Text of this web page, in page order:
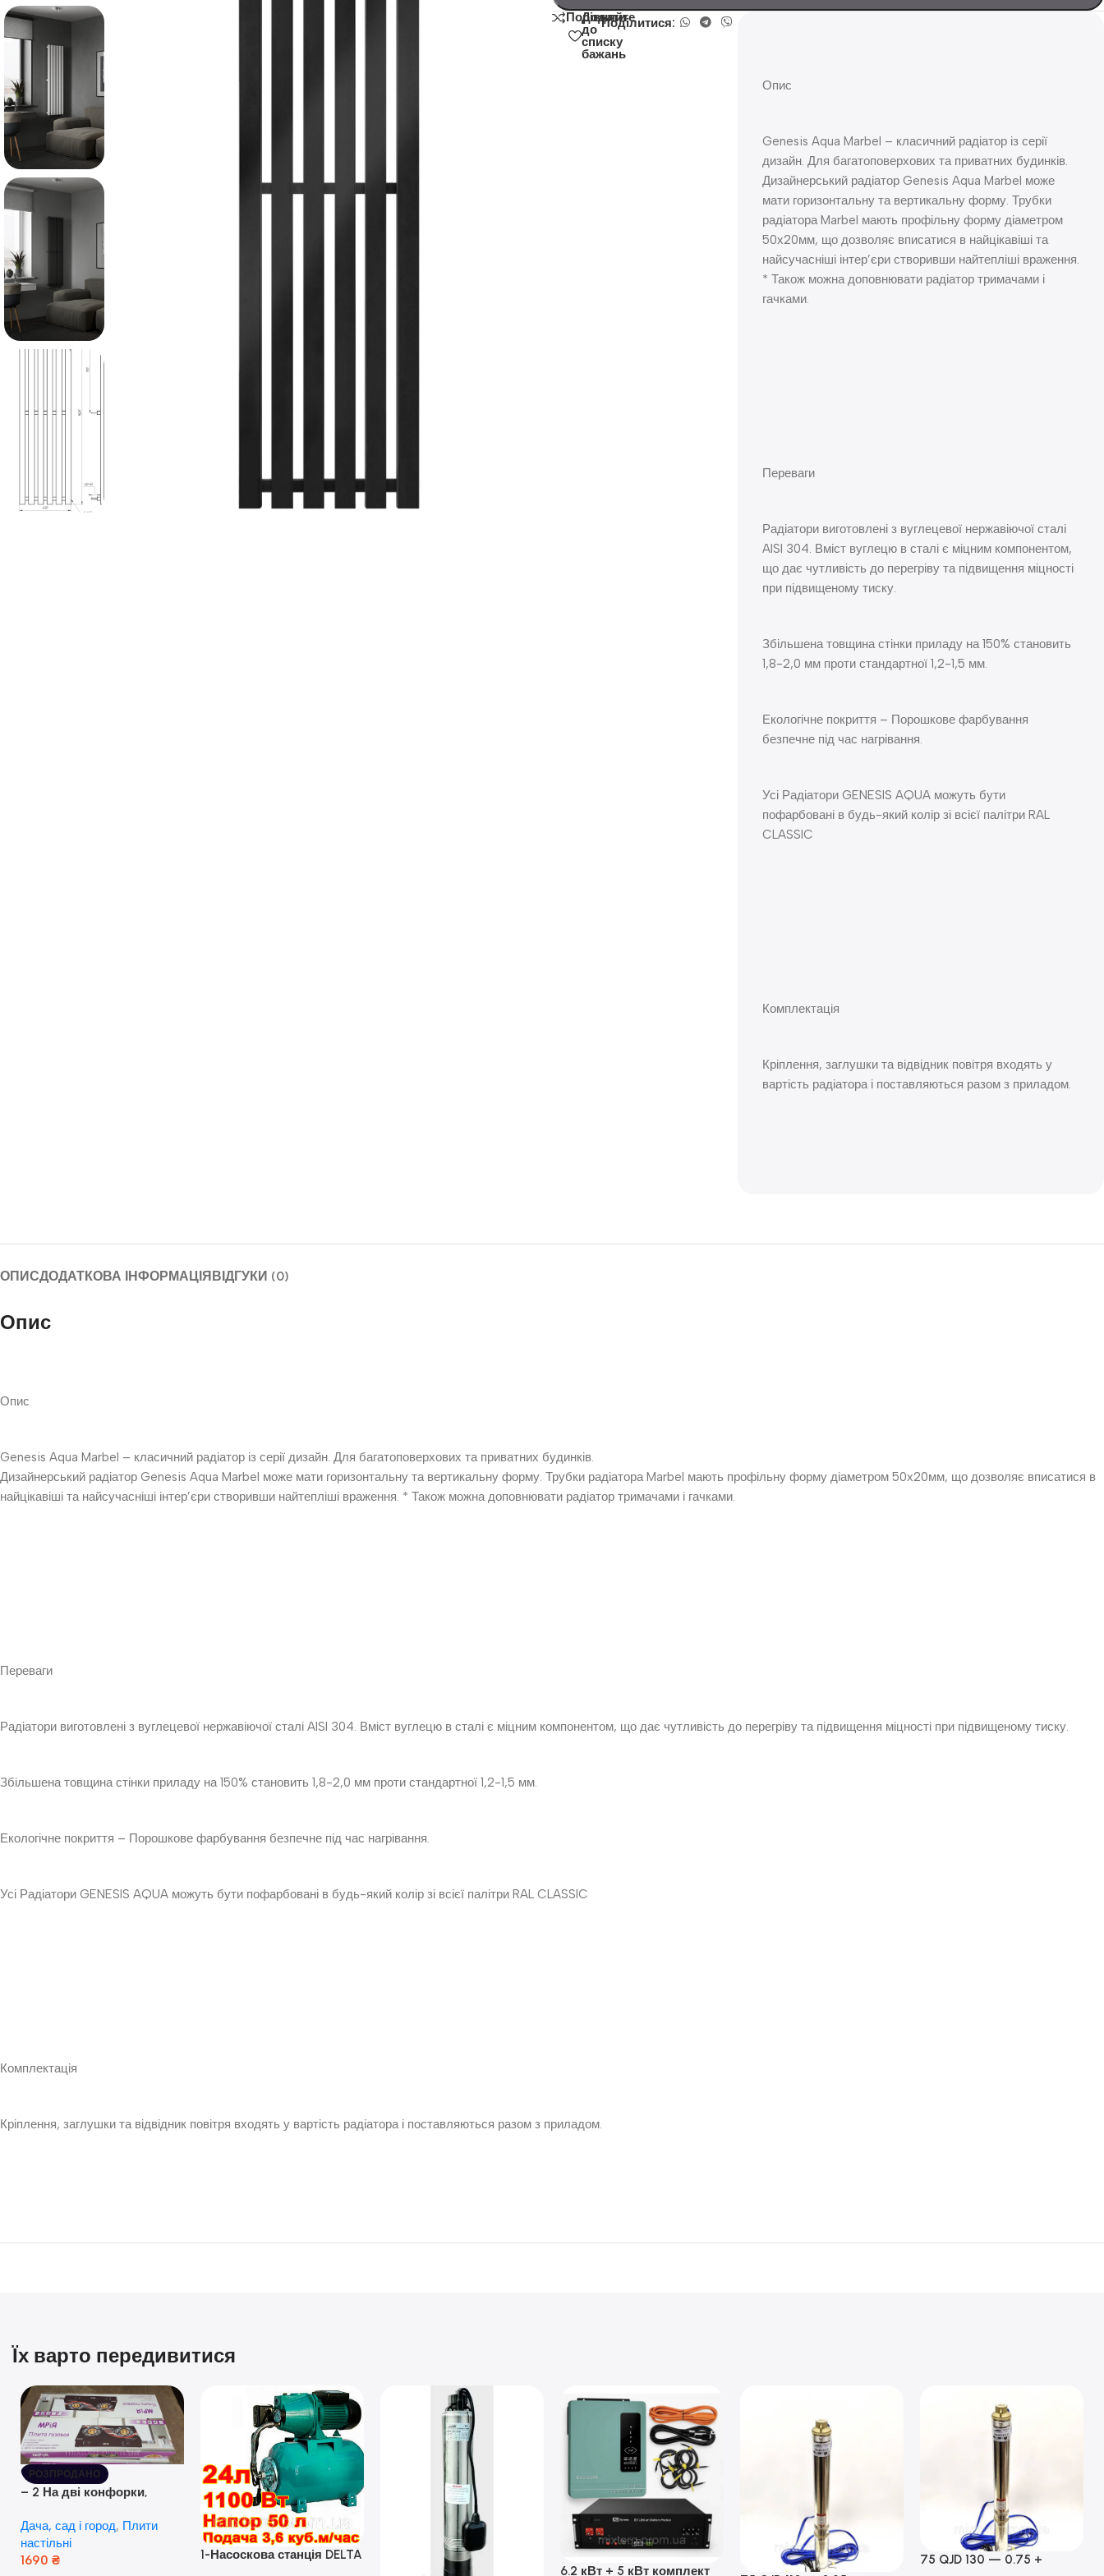
Порівняйте
Додати
до
списку
бажань
Поділитися:
Опис
Genesis Aqua Marbel – класичний радіатор із серії
дизайн. Для багатоповерхових та приватних будинків.
Дизайнерський радіатор Genesis Aqua Marbel може
мати горизонтальну та вертикальну форму. Трубки
радіатора Marbel мають профільну форму діаметром
50х20мм, що дозволяє вписатися в найцікавіші та
найсучасніші інтер’єри створивши найтепліші враження.
* Також можна доповнювати радіатор тримачами і
гачками.
Переваги
Радіатори виготовлені з вуглецевої нержавіючої сталі
AISI 304. Вміст вуглецю в сталі є міцним компонентом,
що дає чутливість до перегріву та підвищення міцності
при підвищеному тиску.
Збільшена товщина стінки приладу на 150% становить
1,8-2,0 мм проти стандартної 1,2-1,5 мм.
Екологічне покриття – Порошкове фарбування
безпечне під час нагрівання.
Усі Радіатори GENESIS AQUA можуть бути
пофарбовані в будь-який колір зі всієї палітри RAL
CLASSIC
Комплектація
Кріплення, заглушки та відвідник повітря входять у
вартість радіатора і поставляються разом з приладом.
ОПИСДОДАТКОВА ІНФОРМАЦІЯВІДГУКИ (0)
Опис
Опис
Genesis Aqua Marbel – класичний радіатор із серії дизайн. Для багатоповерхових та приватних будинків.
Дизайнерський радіатор Genesis Aqua Marbel може мати горизонтальну та вертикальну форму. Трубки радіатора Marbel мають профільну форму діаметром 50х20мм, що дозволяє вписатися в
найцікавіші та найсучасніші інтер’єри створивши найтепліші враження. * Також можна доповнювати радіатор тримачами і гачками.
Переваги
Радіатори виготовлені з вуглецевої нержавіючої сталі AISI 304. Вміст вуглецю в сталі є міцним компонентом, що дає чутливість до перегріву та підвищення міцності при підвищеному тиску.
Збільшена товщина стінки приладу на 150% становить 1,8-2,0 мм проти стандартної 1,2-1,5 мм.
Екологічне покриття – Порошкове фарбування безпечне під час нагрівання.
Усі Радіатори GENESIS AQUA можуть бути пофарбовані в будь-який колір зі всієї палітри RAL CLASSIC
Комплектація
Кріплення, заглушки та відвідник повітря входять у вартість радіатора і поставляються разом з приладом.
Їх варто передивитися
РОЗПРОДАНО
– 2 На дві конфорки,
розпалюванням.
Дача, сад і город, Плити
настільні
1690 ₴
1-Насоскова станція DELTA
6.2 кВт + 5 кВт комплект
75 QJD 130 — 0.75 +